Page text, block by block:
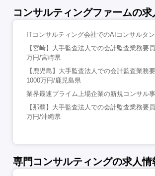
コンサルティングファームの求
ITコンサルティング会社でのAIコンサルタ
【宮崎】大手監査法人での会計監査業務
万円/宮崎県
【鹿児島】大手監査法人での会計監査業務
1000万円/鹿児島県
業界最速プライム上場企業の新規コンサル
【那覇】大手監査法人での会計監査業務
万円/沖縄県
専門コンサルティングの求人情